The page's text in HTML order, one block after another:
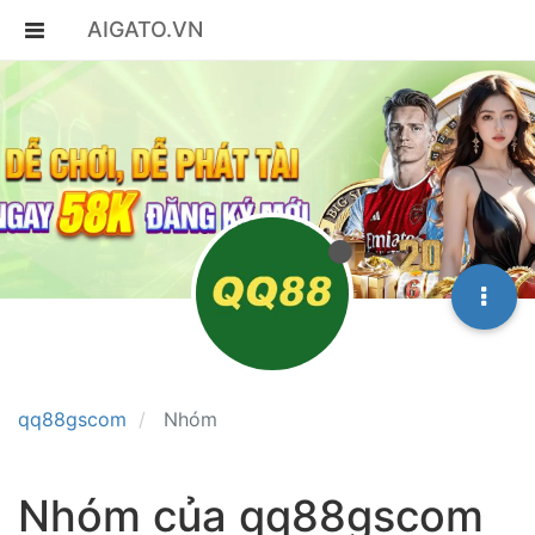
AIGATO.VN
qq88gscom Nhóm
Nhóm của qq88gscom